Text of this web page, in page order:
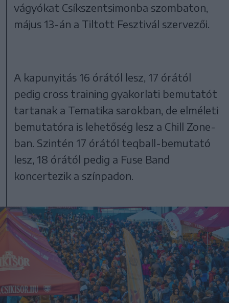
vágyókat Csíkszentsimonba szombaton,
május 13-án a Tiltott Fesztivál szervezői.
A kapunyitás 16 órától lesz, 17 órától
pedig cross training gyakorlati bemutatót
tartanak a Tematika sarokban, de elméleti
bemutatóra is lehetőség lesz a Chill Zone-
ban. Szintén 17 órától teqball-bemutató
lesz, 18 órától pedig a Fuse Band
koncertezik a színpadon.